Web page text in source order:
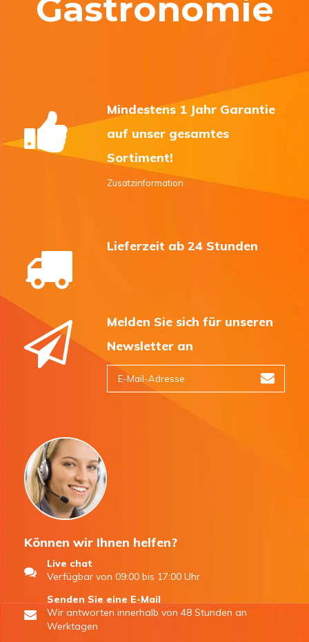
Gastronomie
Mindestens 1 Jahr Garantie
auf unser gesamtes
Sortiment!
Zusatzinformation
Lieferzeit ab 24 Stunden
Melden Sie sich für unseren
Newsletter an
Können wir Ihnen helfen?
Live chat
Verfügbar von 09:00 bis 17:00 Uhr
Senden Sie eine E-Mail
Wir antworten innerhalb von 48 Stunden an
Werktagen